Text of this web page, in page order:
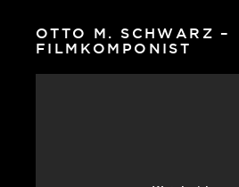
OTTO M. SCHWARZ –
FILMKOMPONIST